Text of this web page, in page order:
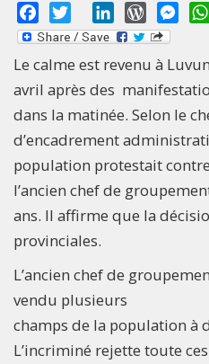
Facebook
Twitter LinkedIn
Le calme est revenu à
avril après des
dans la matinée. Selon le
d’encadrement
population protestait
l’ancien chef de
ans. Il affirme que la
provinciales.
L’ancien chef de
vendu plusieurs
champs de la population à
L’incriminé rejette toute